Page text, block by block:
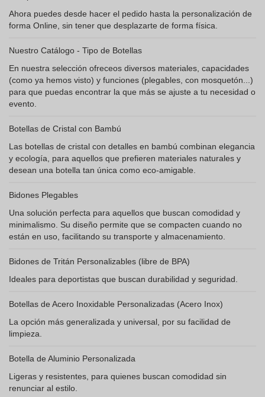
Ahora puedes desde hacer el pedido hasta la personalización de
forma Online, sin tener que desplazarte de forma física.
Nuestro Catálogo - Tipo de Botellas
En nuestra selección ofreceos diversos materiales, capacidades
(como ya hemos visto) y funciones (plegables, con mosquetón...)
para que puedas encontrar la que más se ajuste a tu necesidad o
evento.
Botellas de Cristal con Bambú
Las botellas de cristal con detalles en bambú combinan elegancia
y ecología, para aquellos que prefieren materiales naturales y
desean una botella tan única como eco-amigable.
Bidones Plegables
Una solución perfecta para aquellos que buscan comodidad y
minimalismo. Su diseño permite que se compacten cuando no
están en uso, facilitando su transporte y almacenamiento.
Bidones de Tritán Personalizables (libre de BPA)
Ideales para deportistas que buscan durabilidad y seguridad.
Botellas de Acero Inoxidable Personalizadas (Acero Inox)
La opción más generalizada y universal, por su facilidad de
limpieza.
Botella de Aluminio Personalizada
Ligeras y resistentes, para quienes buscan comodidad sin
renunciar al estilo.